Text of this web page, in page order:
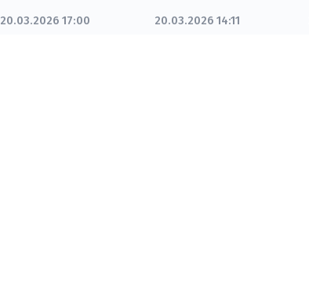
20.03.2026 17:00 20.03.2026 14:11